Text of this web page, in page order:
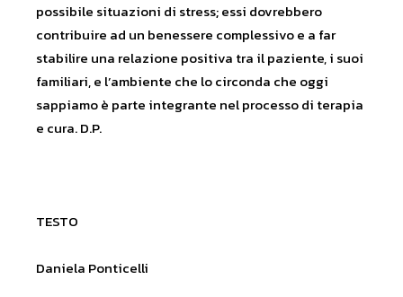
possibile situazioni di stress; essi dovrebbero
contribuire ad un benessere complessivo e a far
stabilire una relazione positiva tra il paziente, i suoi
familiari, e l’ambiente che lo circonda che oggi
sappiamo è parte integrante nel processo di terapia
e cura. D.P.
TESTO
Daniela Ponticelli